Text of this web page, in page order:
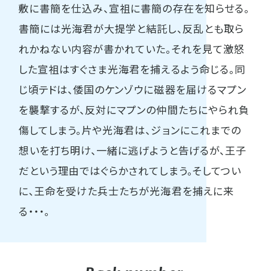
敷に書簡を仕込み、宣祖に書簡の存在を知らせる。
書簡には光海君が大提学と結託し、反乱とも取ら
れかねない内容が書かれていた。それを見て激怒
した宣祖はすぐさま光海君を捕えるよう命じる。同
じ頃テドは、倭国のケンゾウに磁器を届けるマプン
を襲撃するが、反対にマプンの仲間たちにやられ負
傷してしまう。片や光海君は、ジョンにこれまでの
想いを打ち明け、一緒に逃げようと告げるが、王子
だという理由ではぐらかされてしまう。そしてつい
に、王命を受けた兵士たちが光海君を捕えに来
る・・・。